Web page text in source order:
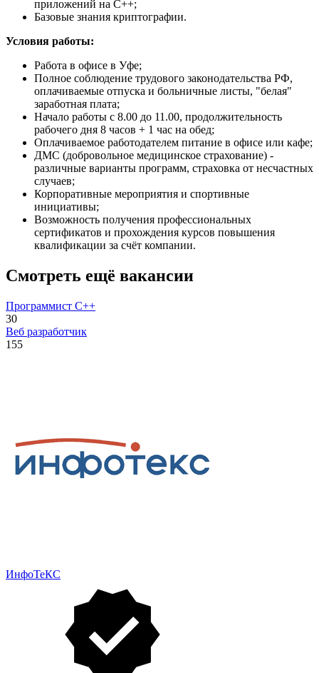
приложений на C++;
Базовые знания криптографии.
Условия работы:
Работа в офисе в Уфе;
Полное соблюдение трудового законодательства РФ,
оплачиваемые отпуска и больничные листы, "белая"
заработная плата;
Начало работы с 8.00 до 11.00, продолжительность
рабочего дня 8 часов + 1 час на обед;
Оплачиваемое работодателем питание в офисе или кафе;
ДМС (добровольное медицинское страхование) -
различные варианты программ, страховка от несчастных
случаев;
Корпоративные мероприятия и спортивные
инициативы;
Возможность получения профессиональных
сертификатов и прохождения курсов повышения
квалификации за счёт компании.
Смотреть ещё вакансии
Программист C++
30
Веб разработчик
155
ИнфоТеКС